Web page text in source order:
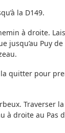
la D149.
à droite.
jusqu’au Puy
quitter pour
Traverser la
droite au Pas